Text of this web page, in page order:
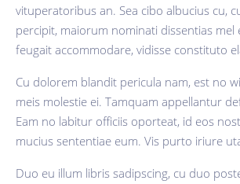
vituperatoribus an. Sea cibo albucius cu,
percipit, maiorum nominati dissentias mel
feugait accommodare, vidisse constituto
Cu dolorem blandit pericula nam, est no
meis molestie ei. Tamquam appellantur
Eam no labitur officiis oporteat, id eos
mucius sententiae eum. Vis purto iriure
Duo eu illum libris sadipscing, cu duo